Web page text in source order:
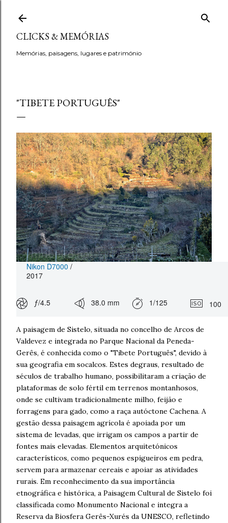
Avançar para o conteúdo principal
CLICKS & MEMÓRIAS
Memórias, paisagens, lugares e património
"TIBETE PORTUGUÊS"
Nikon D7000 /
2017
ƒ/4.5 38.0 mm 1/125 100
A paisagem de Sistelo, situada no concelho de Arcos de
Valdevez e integrada no Parque Nacional da Peneda-
Gerês, é conhecida como o "Tibete Português", devido à
sua geografia em socalcos. Estes degraus, resultado de
séculos de trabalho humano, possibilitaram a criação de
plataformas de solo fértil em terrenos montanhosos,
onde se cultivam tradicionalmente milho, feijão e
forragens para gado, como a raça autóctone Cachena. A
gestão dessa paisagem agrícola é apoiada por um
sistema de levadas, que irrigam os campos a partir de
fontes mais elevadas. Elementos arquitetónicos
característicos, como pequenos espigueiros em pedra,
servem para armazenar cereais e apoiar as atividades
rurais. Em reconhecimento da sua importância
etnográfica e histórica, a Paisagem Cultural de Sistelo foi
classificada como Monumento Nacional e integra a
Reserva da Biosfera Gerês-Xurés da UNESCO, refletindo